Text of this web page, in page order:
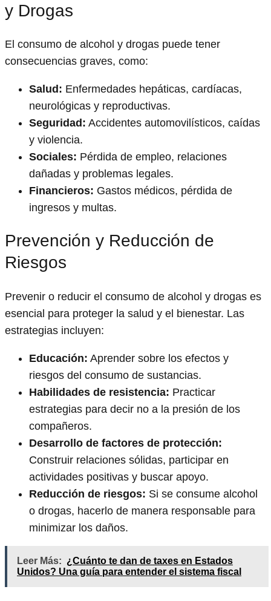
y Drogas
El consumo de alcohol y drogas puede tener
consecuencias graves, como:
Salud: Enfermedades hepáticas, cardíacas,
neurológicas y reproductivas.
Seguridad: Accidentes automovilísticos, caídas
y violencia.
Sociales: Pérdida de empleo, relaciones
dañadas y problemas legales.
Financieros: Gastos médicos, pérdida de
ingresos y multas.
Prevención y Reducción de
Riesgos
Prevenir o reducir el consumo de alcohol y drogas es
esencial para proteger la salud y el bienestar. Las
estrategias incluyen:
Educación: Aprender sobre los efectos y
riesgos del consumo de sustancias.
Habilidades de resistencia: Practicar
estrategias para decir no a la presión de los
compañeros.
Desarrollo de factores de protección:
Construir relaciones sólidas, participar en
actividades positivas y buscar apoyo.
Reducción de riesgos: Si se consume alcohol
o drogas, hacerlo de manera responsable para
minimizar los daños.
Leer Más: ¿Cuánto te dan de taxes en Estados
Unidos? Una guía para entender el sistema fiscal